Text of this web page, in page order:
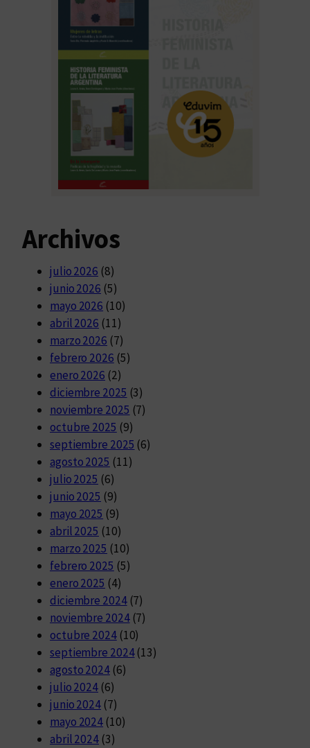
Archivos
julio 2026 (8)
junio 2026 (5)
mayo 2026 (10)
abril 2026 (11)
marzo 2026 (7)
febrero 2026 (5)
enero 2026 (2)
diciembre 2025 (3)
noviembre 2025 (7)
octubre 2025 (9)
septiembre 2025 (6)
agosto 2025 (11)
julio 2025 (6)
junio 2025 (9)
mayo 2025 (9)
abril 2025 (10)
marzo 2025 (10)
febrero 2025 (5)
enero 2025 (4)
diciembre 2024(7)
noviembre 2024(7)
octubre 2024(10)
septiembre 2024(13)
agosto 2024(6)
julio 2024 (6)
junio 2024 (7)
mayo 2024 (10)
abril 2024 (3)